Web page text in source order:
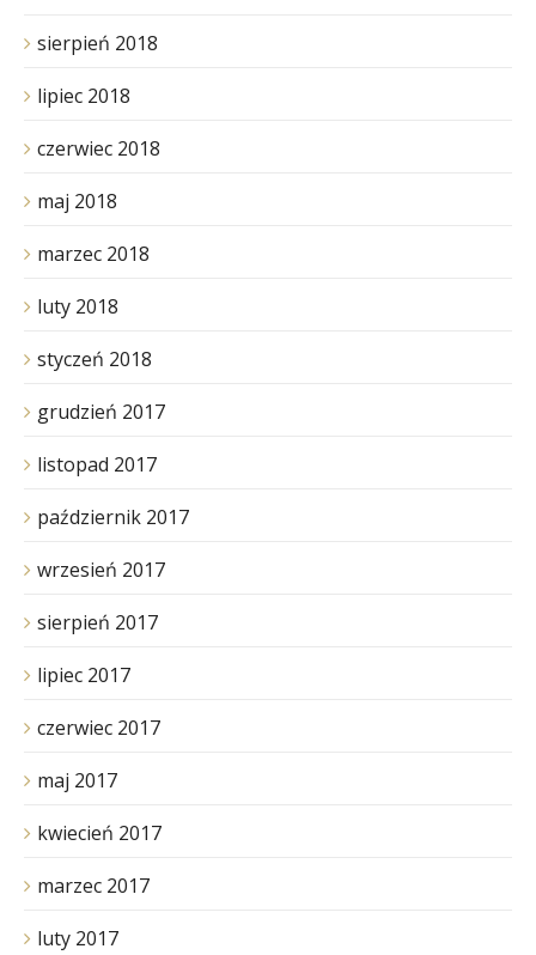
sierpień 2018
lipiec 2018
czerwiec 2018
maj 2018
marzec 2018
luty 2018
styczeń 2018
grudzień 2017
listopad 2017
październik 2017
wrzesień 2017
sierpień 2017
lipiec 2017
czerwiec 2017
maj 2017
kwiecień 2017
marzec 2017
luty 2017